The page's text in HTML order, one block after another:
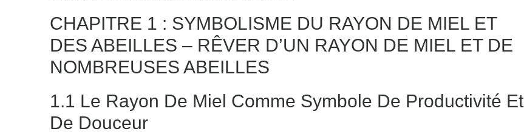
CHAPITRE 1 : SYMBOLISME DU RAYON DE MIEL ET
DES ABEILLES – RÊVER D’UN RAYON DE MIEL ET DE
NOMBREUSES ABEILLES
1.1 Le Rayon De Miel Comme Symbole De Productivité Et
De Douceur